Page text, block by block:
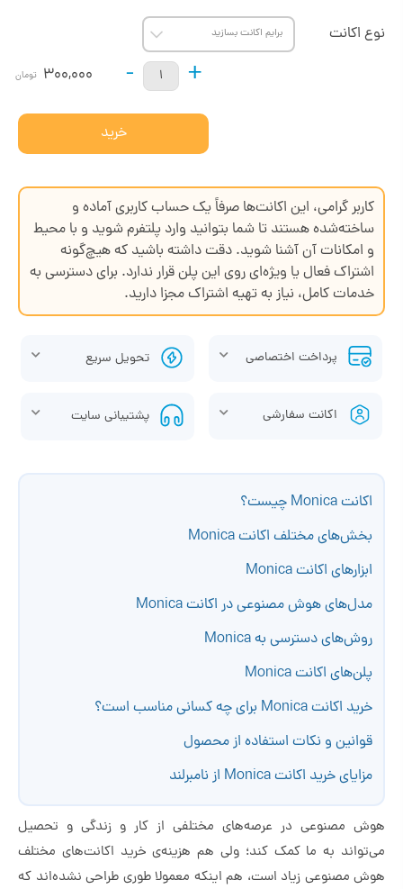
نوع اکانت
+
-
300,000 تومان
خرید
کاربر گرامی، این اکانت‌ها صرفاً یک حساب کاربری آماده و
ساخته‌شده هستند تا شما بتوانید وارد پلتفرم شوید و با محیط
و امکانات آن آشنا شوید. دقت داشته باشید که هیچ‌گونه
اشتراک فعال یا ویژه‌ای روی این پلن قرار ندارد. برای دسترسی به
خدمات کامل، نیاز به تهیه اشتراک مجزا دارید.
پرداخت اختصاصی تحویل سریع
اکانت سفارشی پشتیبانی سایت
اکانت Monica چیست؟
بخش‌های مختلف اکانت Monica
ابزارهای اکانت Monica
مدل‌های هوش مصنوعی در اکانت Monica
روش‌های دسترسی به Monica
پلن‌های اکانت Monica
خرید اکانت Monica برای چه کسانی مناسب است؟
قوانین و نکات استفاده از محصول
مزایای خرید اکانت Monica از نامبرلند
هوش مصنوعی در عرصه‌های مختلفی از کار و زندگی و تحصیل
می‌تواند به ما کمک کند؛ ولی هم هزینه‌ی خرید اکانت‌های مختلف
هوش مصنوعی زیاد است، هم اینکه معمولا طوری طراحی نشده‌اند که